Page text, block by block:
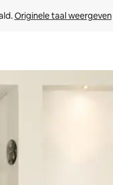
Originele taal weergeven